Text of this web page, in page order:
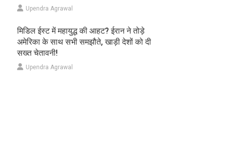
Upendra Agrawal
मिडिल ईस्ट में महायुद्ध की आहट? ईरान ने तोड़े
अमेरिका के साथ सभी समझौते, खाड़ी देशों को दी
सख्त चेतावनी!
Upendra Agrawal